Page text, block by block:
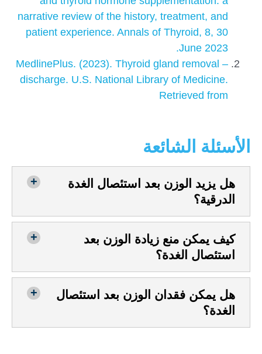
narrative review of the history, treatment, and
patient experience. Annals of Thyroid, 8, 30
June 2023.
MedlinePlus. (2023). Thyroid gland removal –
discharge. U.S. National Library of Medicine.
Retrieved from
الأسئلة الشائعة
هل يزيد الوزن بعد استئصال الغدة
الدرقية؟
كيف يمكن منع زيادة الوزن بعد
استئصال الغدة؟
هل يمكن فقدان الوزن بعد استئصال
الغدة؟